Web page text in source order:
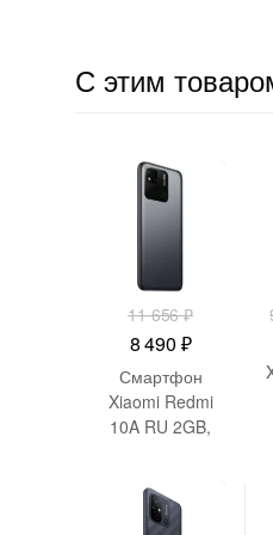
С этим
-3 166
11 656₽
Первоначальная
цена
составляла
11
8 490 ₽Текущая
цена:
8
490 ₽.
Смартфон
Xiaomi Redmi
10A RU 2GB,
-1 500